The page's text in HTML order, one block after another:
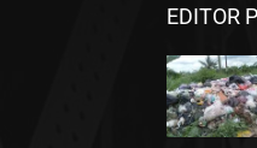
EDITOR